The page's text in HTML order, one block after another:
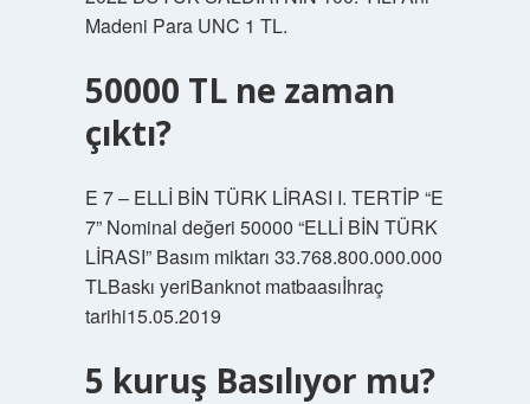
Madeni Para UNC 1 TL.
50000 TL ne zaman
çıktı?
E 7 – ELLİ BİN TÜRK LİRASI I. TERTİP “E
7” Nominal değeri 50000 “ELLİ BİN TÜRK
LİRASI” Basım miktarı 33.768.800.000.000
TLBaskı yeriBanknot matbaasıİhraç
tarihi15.05.2019
5 kuruş Basılıyor mu?